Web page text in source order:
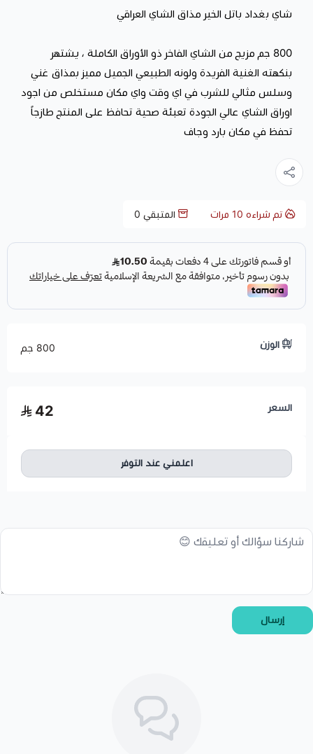
شاي بغداد باتل الخير مذاق الشاي العراقي
800 جم مزيج من الشاي الفاخر ذو الأوراق الكاملة ، يشتهر
بنكهته الغنية الفريدة ولونه الطبيعي الجميل مميز بمذاق غني
وسلس مثالي للشرب في اي وقت واي مكان مستخلص من اجود
اوراق الشاي عالي الجودة تعبئة صحية تحافظ على المنتج طازجاً
تحفظ في مكان بارد وجاف
تم شراءه 10 مرات المتبقي 0
الوزن 800 جم
السعر 42
اعلمني عند التوفر
إرسال